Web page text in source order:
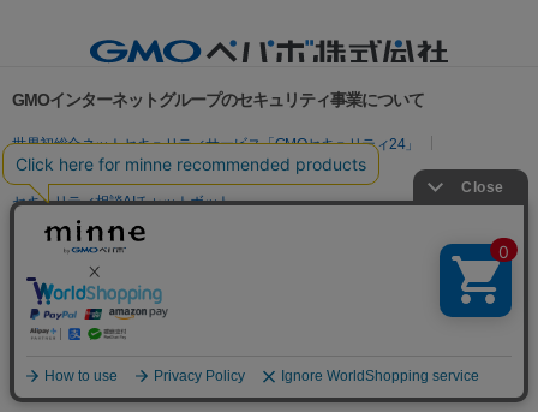
GMOインターネットグループのセキュリティ事業について
世界初総合ネットセキュリティサービス「GMOセキュリティ24」
パスワード漏洩診断
Webサイトリスク診断
セキュリティ相談AIチャットボット
実在証明・盗聴対策
サイバー攻撃対策（GMO Flatt Security）
セキュリティ事業の軌跡